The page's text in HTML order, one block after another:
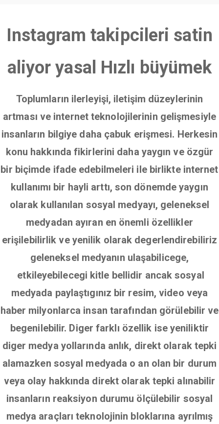
Instagram takipcileri satin
aliyor yasal Hızlı büyümek
Toplumların ilerleyişi, iletişim düzeylerinin
artması ve internet teknolojilerinin gelişmesiyle
insanların bilgiye daha çabuk erişmesi. Herkesin
konu hakkında fikirlerini daha yaygın ve özgür
bir biçimde ifade edebilmeleri ile birlikte internet
kullanımı bir hayli arttı, son dönemde yaygın
olarak kullanılan sosyal medyayı, geleneksel
medyadan ayıran en önemli özellikler
erişilebilirlik ve yenilik olarak degerlendirebiliriz
geleneksel medyanın ulaşabilicege,
etkileyebilecegi kitle bellidir ancak sosyal
medyada paylaştıgınız bir resim, video veya
haber milyonlarca insan tarafından görülebilir ve
begenilebilir. Diger farklı özellik ise yeniliktir
diger medya yollarında anlık, direkt olarak tepki
alamazken sosyal medyada o an olan bir durum
veya olay hakkında direkt olarak tepki alınabilir
insanların reaksiyon durumu ölçülebilir sosyal
medya araçları teknolojinin bloklarına ayrılmış